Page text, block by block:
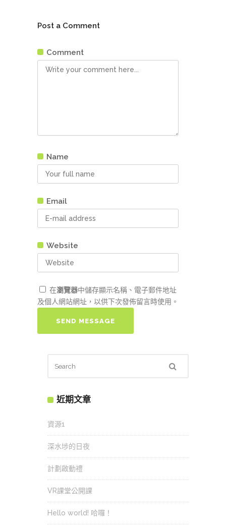
Post a Comment
Comment
Name
Email
Website
在瀏覽器中儲存顯示名稱、電子郵件地址
及個人網站網址，以供下次發佈留言時使用。
近期文章
資源1
深水埗的日夜
計劃啟動禮
VR課堂公開課
Hello world! 哈囉！